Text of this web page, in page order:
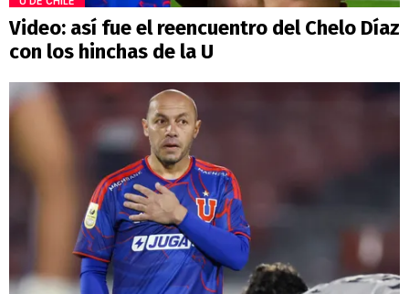
Video: así fue el reencuentro del Chelo Díaz
con los hinchas de la U